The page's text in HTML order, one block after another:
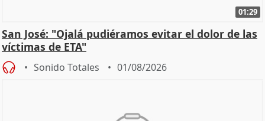
01:29
San José: "Ojalá pudiéramos evitar el dolor de las
víctimas de ETA"
Sonido Totales 01/08/2026